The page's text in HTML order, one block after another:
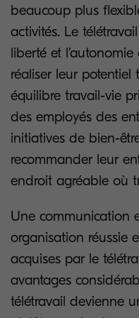
beaucoup plus
activités. Le
liberté et
réaliser leur
équilibre travail-vie
des employés des
initiatives de bien-
recommander leur
endroit agréable où
Une communication
organisation réussie
acquises par le
avantages
télétravail devienne